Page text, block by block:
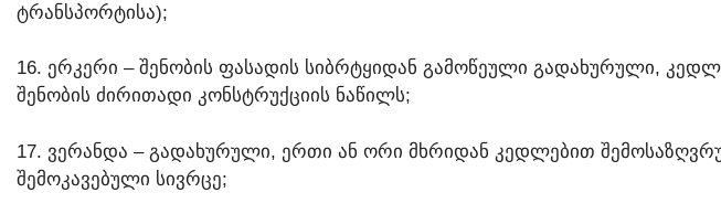
ᲢᲠᲐᲜᲡᲞᲝᲠᲢᲘᲡᲐ);
16. ᲔᲠᲙᲔᲠᲘ – ᲨᲔᲜᲝᲑᲘᲡ ᲤᲐᲡᲐᲓᲘᲡ ᲡᲘᲑᲠᲢᲧᲘᲓᲐᲜ ᲒᲐᲛᲝᲬᲔᲣᲚᲘ ᲒᲐᲓᲐᲮᲣᲠᲣᲚᲘ,
ᲨᲔᲜᲝᲑᲘᲡ ᲫᲘᲠᲘᲗᲐᲓᲘ ᲙᲝᲜᲡᲢᲠᲣᲥᲪᲘᲘᲡ ᲜᲐᲬᲘᲚᲡ;
17. ᲕᲔᲠᲐᲜᲓᲐ – ᲒᲐᲓᲐᲮᲣᲠᲣᲚᲘ, ᲔᲠᲗᲘ ᲐᲜ ᲝᲠᲘ ᲛᲮᲠᲘᲓᲐᲜ ᲙᲔᲓᲚᲔᲑᲘᲗ
ᲨᲔᲛᲝᲙᲐᲕᲔᲑᲣᲚᲘ ᲡᲘᲕᲠᲪᲔ;